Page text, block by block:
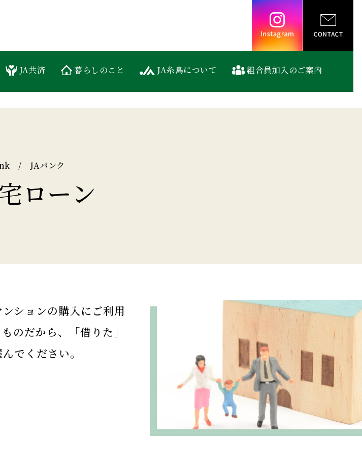
JA共済 暮らしのこと JA糸島について 組合員加入のご案内
/ JAバンク
ローン
ションの購入にご利用
のだから、「借りた」
でください。